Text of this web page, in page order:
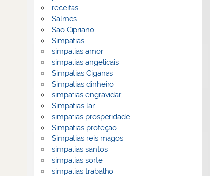
receitas
Salmos
São Cipriano
Simpatias
simpatias amor
simpatias angelicais
Simpatias Ciganas
Simpatias dinheiro
simpatias engravidar
Simpatias lar
simpatias prosperidade
Simpatias proteção
Simpatias reis magos
simpatias santos
simpatias sorte
simpatias trabalho